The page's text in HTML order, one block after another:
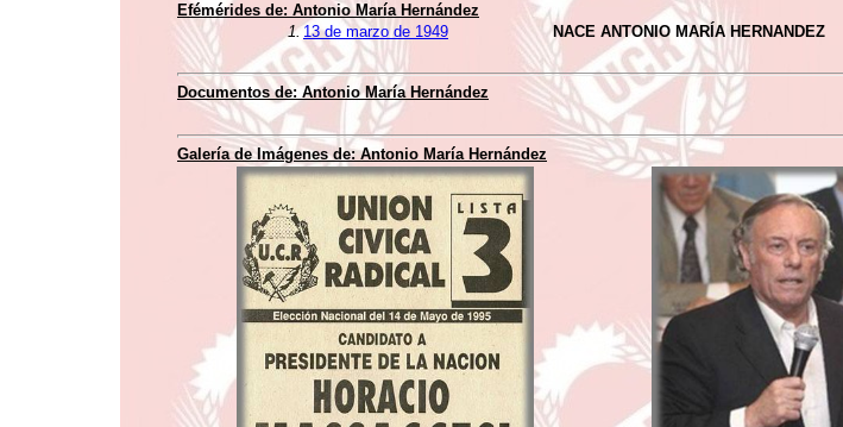
Efémérides de: Antonio María Hernández
1. 13 de marzo de 1949 NACE ANTONIO MARÍA HERNANDEZ
Documentos de: Antonio María Hernández
Galería de Imágenes de:Antonio María Hernández